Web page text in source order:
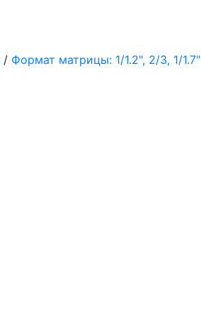
/ Формат матрицы: 1/1.2", 2/3, 1/1.7"